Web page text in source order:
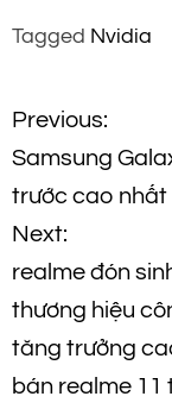
Tagged Nvidia
Đ
i
ề
u
h
Previous:
Samsung
trước cao nhất
Next:
realme đón
thương hiệu
tăng trưởng
bán realme 11